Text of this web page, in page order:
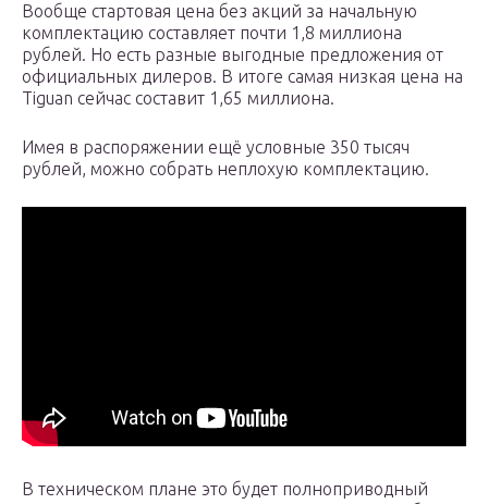
Вообще стартовая цена без акций за начальную
комплектацию составляет почти 1,8 миллиона
рублей. Но есть разные выгодные предложения от
официальных дилеров. В итоге самая низкая цена на
Tiguan сейчас составит 1,65 миллиона.
Имея в распоряжении ещё условные 350 тысяч
рублей, можно собрать неплохую комплектацию.
В техническом плане это будет полноприводный